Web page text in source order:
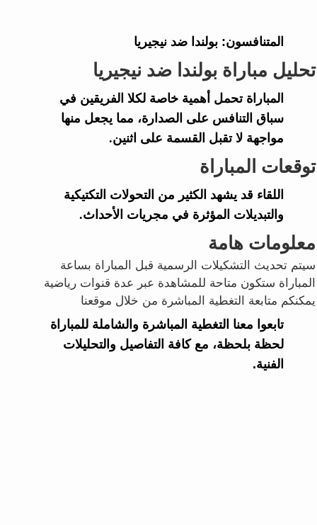
المتنافسون: بولندا ضد نيجيريا
تحليل مباراة بولندا ضد نيجيريا
المباراة تحمل أهمية خاصة لكلا الفريقين في
سباق التنافس على الصدارة، مما يجعل منها
مواجهة لا تقبل القسمة على اثنين.
توقعات المباراة
اللقاء قد يشهد الكثير من التحولات التكتيكية
والتبديلات المؤثرة في مجريات الأحداث.
معلومات هامة
سيتم تحديث التشكيلات الرسمية قبل المباراة بساعة
المباراة ستكون متاحة للمشاهدة عبر عدة قنوات رياضية
يمكنكم متابعة التغطية المباشرة من خلال موقعنا
تابعوا معنا التغطية المباشرة والشاملة للمباراة
لحظة بلحظة، مع كافة التفاصيل والتحليلات
الفنية.